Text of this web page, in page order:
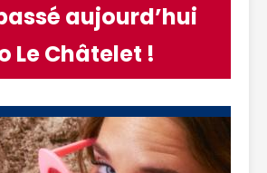
aujourd’hui
Le Châtelet !